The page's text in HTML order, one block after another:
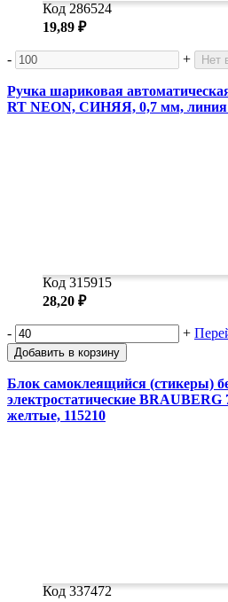
Код 286524
19,89 ₽
- + Нет
Ручка шариковая
RT NEON, СИНЯЯ, 0,7 мм, линия
Код 315915
28,20 ₽
- +
Добавить в корзину
Блок самоклеящийся (стикеры)
электростатические BRAUBERG
желтые, 115210
Код 337472